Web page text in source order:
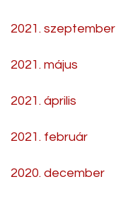
2021. szeptember
2021. május
2021. április
2021. február
2020. december